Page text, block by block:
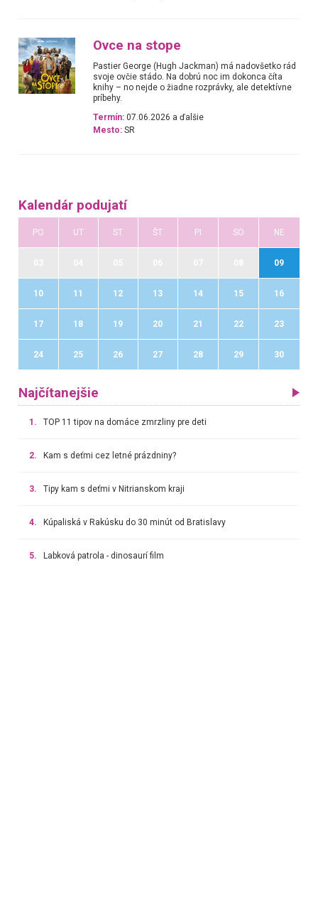
Ovce na stope
Pastier George (Hugh Jackman) má nadovšetko rád
svoje ovčie stádo. Na dobrú noc im dokonca číta
knihy – no nejde o žiadne rozprávky, ale detektívne
príbehy.
Termín: 07.06.2026 a ďalšie
Mesto: SR
Kalendár podujatí
PO UT ST ŠT PI SO NE
09
10 11 12 13 14 15 16
17 18 19 20 21 22 23
24 25 26 27 28 29 30
Najčítanejšie
1. TOP 11 tipov na domáce zmrzliny pre deti
2. Kam s deťmi cez letné prázdniny?
3. Tipy kam s deťmi v Nitrianskom kraji
4. Kúpaliská v Rakúsku do 30 minút od Bratislavy
5. Labková patrola - dinosaurí film